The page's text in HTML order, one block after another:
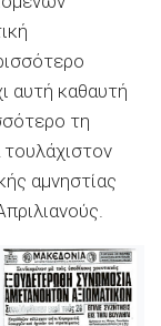
αυτή καθαυτή
τη
αμνηστίας